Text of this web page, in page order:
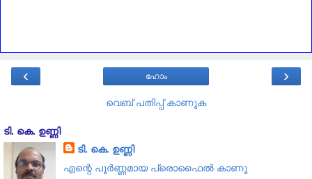
‹ ›
ഹോം
വെബ് പതിപ്പ് കാണുക
ടി. കെ. ഉണ്ണി
ടി. കെ. ഉണ്ണി
എന്റെ പൂര്‍ണ്ണമായ പ്രൊഫൈൽ കാണൂ